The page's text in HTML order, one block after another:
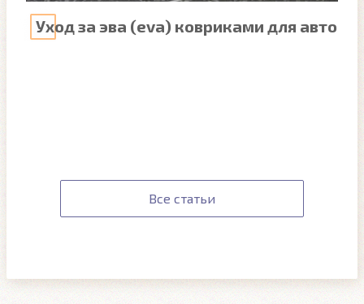
Уход за эва (eva) ковриками для авто
Все статьи